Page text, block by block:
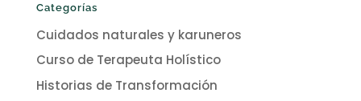
Categorías
Cuidados naturales y karuneros
Curso de Terapeuta Holístico
Historias de Transformación